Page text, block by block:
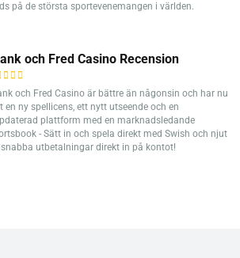
på de största sportevenemangen i världen.
och Fred Casino Recension
och Fred Casino är bättre än någonsin och har nu
en ny spellicens, ett nytt utseende och en
plattform med en marknadsledande
- Sätt in och spela direkt med Swish och njut
utbetalningar direkt in på kontot!